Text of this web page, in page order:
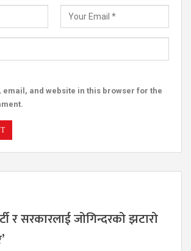
email, and website in this browser for the
र सरकारलाई जोगिन्दरको झटारो